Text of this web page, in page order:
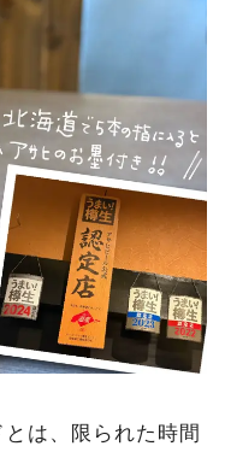
は、限られた時間